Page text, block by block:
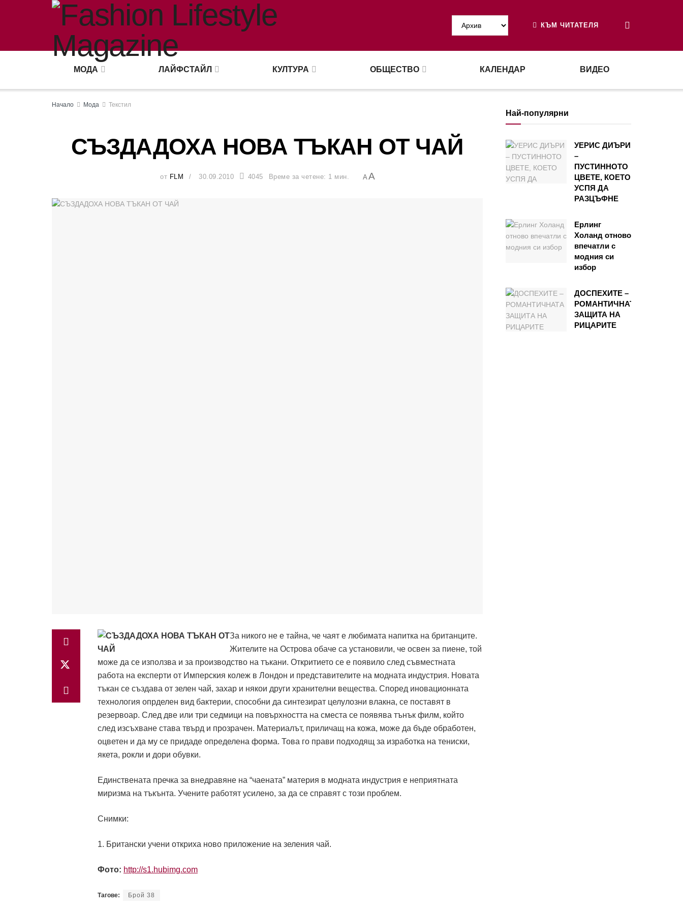
КЪМ ЧИТАТЕЛЯ
МОДА ЛАЙФСТАЙЛ КУЛТУРА ОБЩЕСТВО КАЛЕНДАР ВИДЕО
Начало Мода Текстил
СЪЗДАДОХА НОВА ТЪКАН ОТ ЧАЙ
от FLM 30.09.2010 4045 Време за четене: 1 мин. AA
За никого не е тайна, че чаят е любимата напитка на британците.
Жителите на Острова обаче са установили, че освен за пиене, той
може да се използва и за производство на тъкани. Откритието се е появило след съвместната
работа на експерти от Имперския колеж в Лондон и представителите на модната индустрия. Новата
тъкан се създава от зелен чай, захар и някои други хранителни вещества. Според иновационната
технология опрделен вид бактерии, способни да синтезират целулозни влакна, се поставят в
резервоар. След две или три седмици на повърхността на сместа се появява тънък филм, който
след изсъхване става твърд и прозрачен. Материалът, приличащ на кожа, може да бъде обработен,
оцветен и да му се придаде определена форма. Това го прави подходящ за изработка на тениски,
якета, рокли и дори обувки.
Единствената пречка за внедравяне на “чаената” материя в модната индустрия е неприятната
миризма на тъкънта. Учените работят усилено, за да се справят с този проблем.
Снимки:
1. Британски учени откриха ново приложение на зеления чай.
Фото: http://s1.hubimg.com
Тагове: Брой 38
Най-популярни
УЕРИС ДИЪРИ
–
ПУСТИННОТО
ЦВЕТЕ, КОЕТО
УСПЯ ДА
РАЗЦЪФНЕ
Ерлинг
Холанд отново
впечатли с
модния си
избор
ДОСПЕХИТЕ –
РОМАНТИЧНАТА
ЗАЩИТА НА
РИЦАРИТЕ